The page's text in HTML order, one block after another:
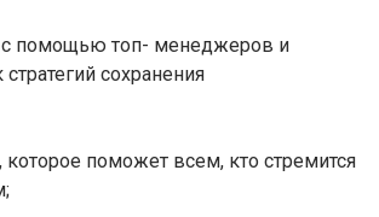
помощью топ- менеджеров и
сохранения
поможет всем, кто стремится